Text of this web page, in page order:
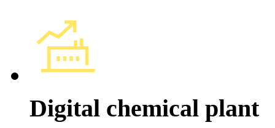
Digital chemical plant